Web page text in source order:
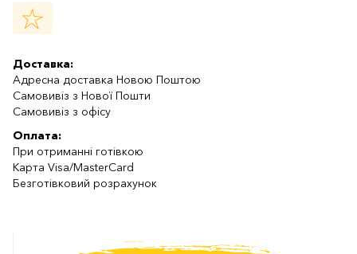
Доставка:
Адресна доставка Новою Поштою
Самовивіз з Нової Пошти
Самовивіз з офісу
Оплата:
При отриманні готівкою
Карта Visa/MasterCard
Безготівковий розрахунок